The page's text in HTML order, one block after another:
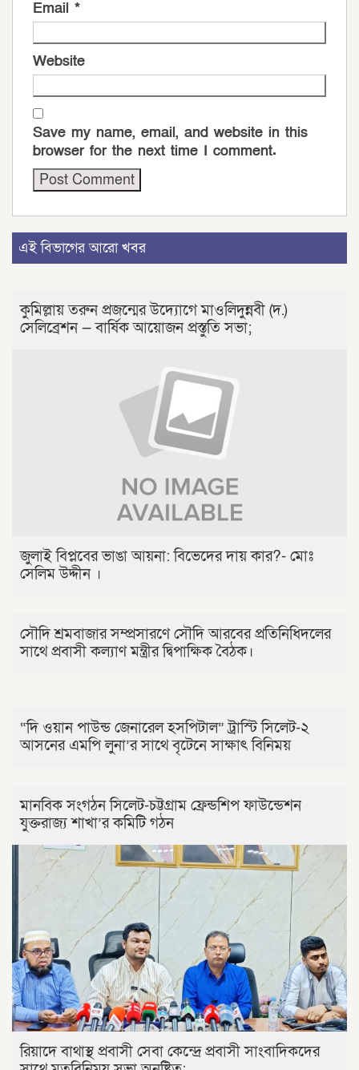
Email *
Website
Save my name, email, and website in this
browser for the next time I comment.
এই বিভাগের আরো খবর
কুমিল্লায় তরুন প্রজন্মের উদ্যোগে মাওলিদুন্নবী (দ.)
সেলিব্রেশন — বার্ষিক আয়োজন প্রস্তুতি সভা;
জুলাই বিপ্লবের ভাঙা আয়না: বিভেদের দায় কার?- মোঃ
সেলিম উদ্দীন ।
সৌদি শ্রমবাজার সম্প্রসারণে সৌদি আরবের প্রতিনিধিদলের
সাথে প্রবাসী কল্যাণ মন্ত্রীর দ্বিপাক্ষিক বৈঠক।
“দি ওয়ান পাউন্ড জেনারেল হসপিটাল” ট্রাস্টি সিলেট-২
আসনের এমপি লুনা’র সা‌থে বৃটেনে সাক্ষাৎ বিনিময়
মানবিক সংগঠন সিলেট-চট্টগ্রাম ফ্রেন্ডশিপ ফাউন্ডেশন
যুক্তরাজ্য শাখা’র কমিটি গঠন
রিয়াদে বাথাস্থ প্রবাসী সেবা কেন্দ্রে প্রবাসী সাংবাদিকদের